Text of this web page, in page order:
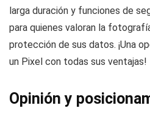
larga duración y funciones de
para quienes valoran la
protección de sus datos. ¡Una
un Pixel con todas sus ventajas!
Opinión y